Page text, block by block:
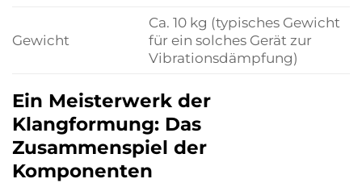
Gewicht
Ca. 10 kg (typisches Gewicht
für ein solches Gerät zur
Vibrationsdämpfung)
Ein Meisterwerk der
Klangformung: Das
Zusammenspiel der
Komponenten